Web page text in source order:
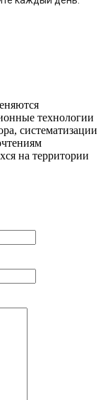
технологии
систематизации
на территории